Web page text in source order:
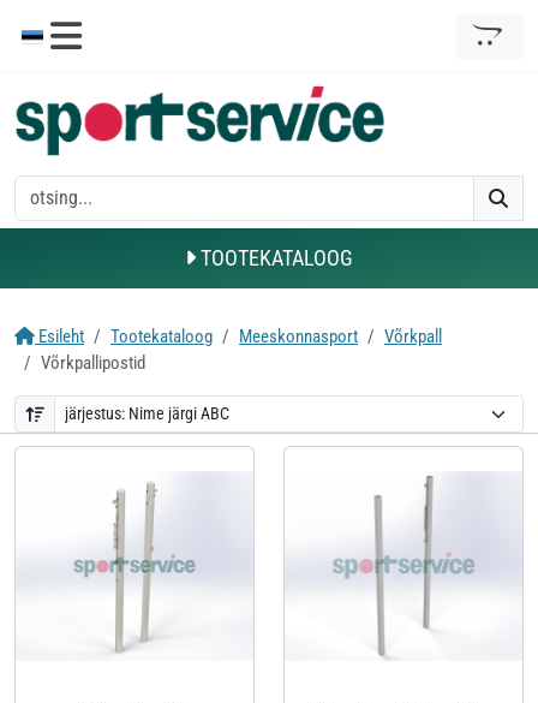
TOOTEKATALOOG
Esileht Tootekataloog Meeskonnasport
Võrkpall
Võrkpallipostid